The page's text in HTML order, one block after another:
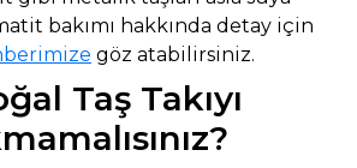
bakımı hakkında detay için
göz atabilirsiniz.
Taş Takıyı